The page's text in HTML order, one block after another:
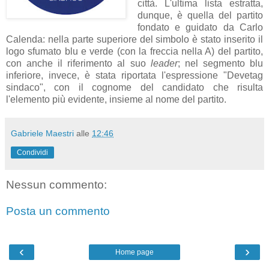
città. L'ultima lista estratta,
dunque, è quella del partito
fondato e guidato da Carlo
Calenda: nella parte superiore del simbolo è stato inserito il
logo sfumato blu e verde (con la freccia nella A) del partito,
con anche il riferimento al suo leader; nel segmento blu
inferiore, invece, è stata riportata l'espressione "Devetag
sindaco", con il cognome del candidato che risulta
l'elemento più evidente, insieme al nome del partito.
Gabriele Maestri alle 12:46
Condividi
Nessun commento:
Posta un commento
‹ ›
Home page